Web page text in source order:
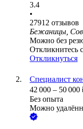
3.4
•
27912 отзывов
Бежаницы,
Можно без
Откликнитесь
Откликнуться
Специалист
42 000 – 50 000
Без опыта
Можно